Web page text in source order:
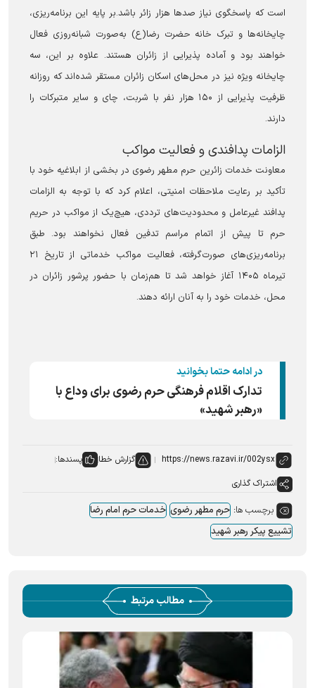
است که پاسخگوی نیاز صدها هزار زائر باشد.بر پایه این برنامه‌ریزی،
چایخانه‌ها و تبرک خانه حضرت رضا(ع) به‌صورت شبانه‌روزی فعال
خواهند بود و آماده پذیرایی از زائران هستند. علاوه بر این، سه
چایخانه ویژه نیز در محل‌های اسکان زائران مستقر شده‌اند که روزانه
ظرفیت پذیرایی از ۱۵۰ هزار نفر با شربت، چای و سایر متبرکات را
دارند.
الزامات پدافندی و فعالیت مواکب
معاونت خدمات زائرین حرم مطهر رضوی در بخشی از ابلاغیه خود با
تأکید بر رعایت ملاحظات امنیتی، اعلام کرد که با توجه به الزامات
پدافند غیرعامل و محدودیت‌های ترددی، هیچ‌یک از مواکب در حریم
حرم تا پیش از اتمام مراسم تدفین فعال نخواهند بود. طبق
برنامه‌ریزی‌های صورت‌گرفته، فعالیت مواکب خدماتی از تاریخ ۲۱
تیرماه ۱۴۰۵ آغاز خواهد شد تا هم‌زمان با حضور پرشور زائران در
محل، خدمات خود را به آنان ارائه دهند.
در ادامه حتما بخوانید
تدارک اقلام فرهنگی حرم رضوی برای وداع با
«رهبر شهید»
گزارش خطا
پسندها:
اشتراک گذاری
برچسب ها: حرم مطهر رضوی خدمات حرم امام رضا
تشییع پیکر رهبر شهید
مطالب مرتبط